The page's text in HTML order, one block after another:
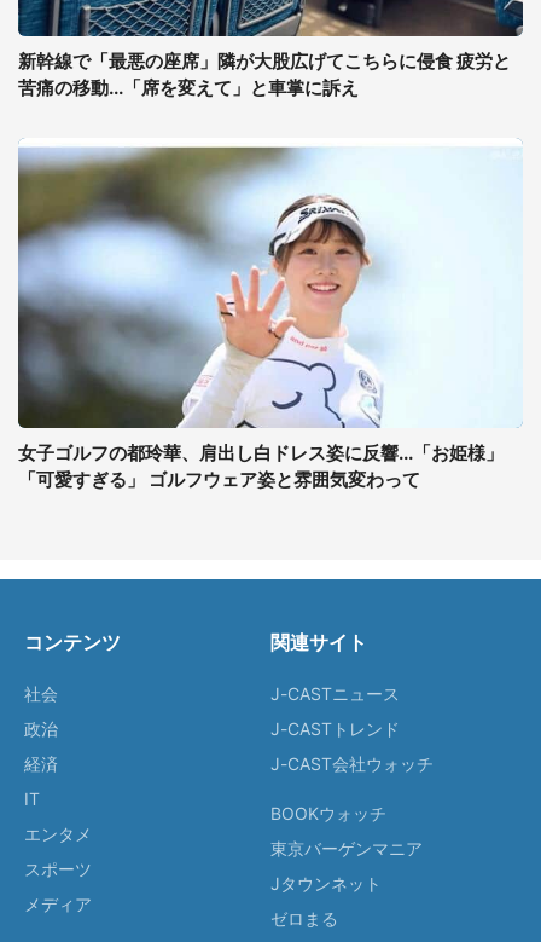
新幹線で「最悪の座席」隣が大股広げてこちらに侵食 疲労と
苦痛の移動...「席を変えて」と車掌に訴え
女子ゴルフの都玲華、肩出し白ドレス姿に反響...「お姫様」
「可愛すぎる」 ゴルフウェア姿と雰囲気変わって
コンテンツ
社会
政治
経済
IT
エンタメ
スポーツ
メディア
関連サイト
J-CASTニュース
J-CASTトレンド
J-CAST会社ウォッチ
BOOKウォッチ
東京バーゲンマニア
Jタウンネット
ゼロまる